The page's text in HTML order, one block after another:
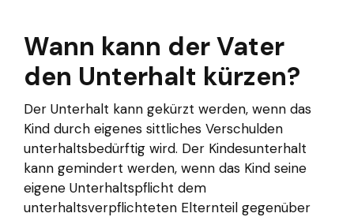
Wann kann der Vater
den Unterhalt kürzen?
Der Unterhalt kann gekürzt werden, wenn das
Kind durch eigenes sittliches Verschulden
unterhaltsbedürftig wird. Der Kindesunterhalt
kann gemindert werden, wenn das Kind seine
eigene Unterhaltspflicht dem
unterhaltsverpflichteten Elternteil gegenüber